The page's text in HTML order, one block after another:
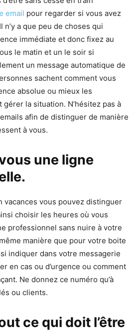
email pour regarder si vous avez
n’y a que peu de choses qui
immédiate et donc fixez au
le matin et un le soir si
un message automatique de
sachent comment vous
absolue ou mieux les
la situation. N’hésitez pas à
afin de distinguer de manière
à vous.
une ligne
vacances vous pouvez distinguer
choisir les heures où vous
professionnel sans nuire à votre
manière que pour votre boite
indiquer dans votre messagerie
en cas ou d’urgence ou comment
Ne donnez ce numéro qu’à
ou clients.
ce qui doit l’être